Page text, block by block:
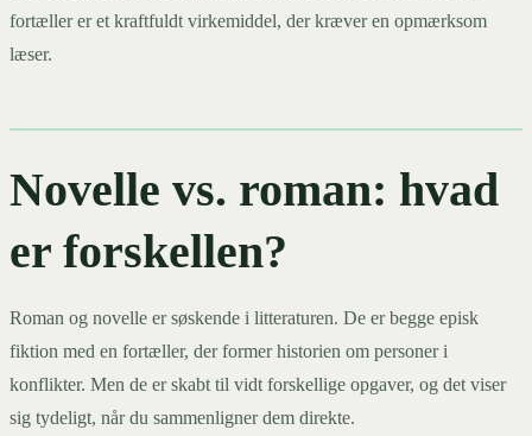
fortæller er et kraftfuldt virkemiddel, der kræver en opmærksom
læser.
Novelle vs. roman: hvad
er forskellen?
Roman og novelle er søskende i litteraturen. De er begge episk
fiktion med en fortæller, der former historien om personer i
konflikter. Men de er skabt til vidt forskellige opgaver, og det viser
sig tydeligt, når du sammenligner dem direkte.